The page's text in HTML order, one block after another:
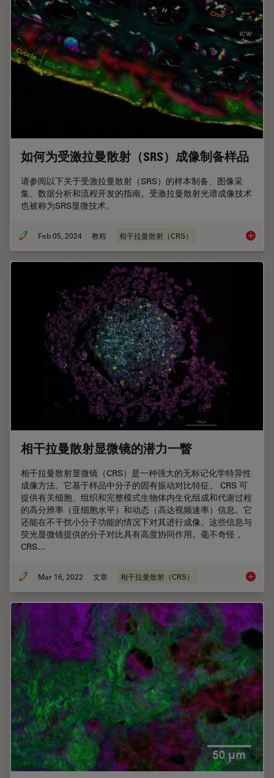
如何为受激拉曼散射（SRS）成像制备样品
请参阅以下关于受激拉曼散射（SRS）的样本制备、图像采
集、数据分析和流程开发的指南。受激拉曼散射光谱成像技术
也被称为SRS显微技术。
Feb 05, 2024 教程 相干拉曼散射（CRS） 如何为
相干拉曼散射显微镜的潜力一瞥
相干拉曼散射显微镜（CRS）是一种强大的无标记化学特异性
成像方法。它基于样品中分子的固有振动对比特征。 CRS 可
提供有关细胞、组织和完整模式生物体内生化组成和代谢过程
的高分辨率（亚细胞水平）和动态（高达视频速率）信息。它
还能在不干扰小分子功能的情况下对其进行成像。这些信息与
荧光显微镜提供的分子对比具有高度协同作用。毫不奇怪，
CRS…
Mar 16, 2022 文章 相干拉曼散射（CRS） 相干拉